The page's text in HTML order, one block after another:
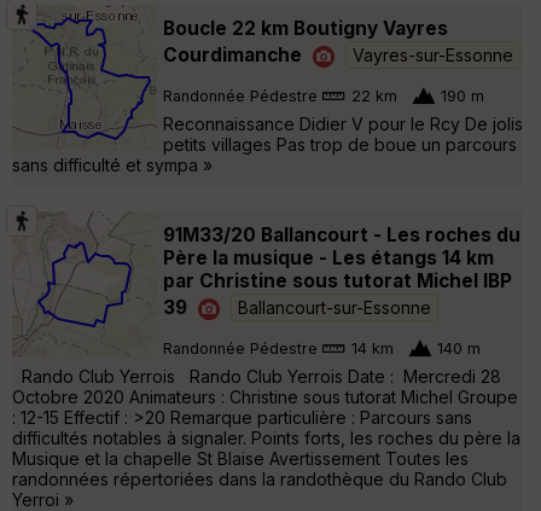
Boucle 22 km Boutigny Vayres
Courdimanche
Vayres-sur-Essonne
Randonnée Pédestre 22 km 190 m
Reconnaissance Didier V pour le Rcy De jolis
petits villages Pas trop de boue un parcours
sans difficulté et sympa »
91M33/20 Ballancourt - Les roches du
Père la musique - Les étangs 14 km
par Christine sous tutorat Michel IBP
39
Ballancourt-sur-Essonne
Randonnée Pédestre 14 km 140 m
Rando Club Yerrois Rando Club Yerrois Date : Mercredi 28
Octobre 2020 Animateurs : Christine sous tutorat Michel Groupe
: 12-15 Effectif : >20 Remarque particulière : Parcours sans
difficultés notables à signaler. Points forts, les roches du père la
Musique et la chapelle St Blaise Avertissement Toutes les
randonnées répertoriées dans la randothèque du Rando Club
Yerroi »